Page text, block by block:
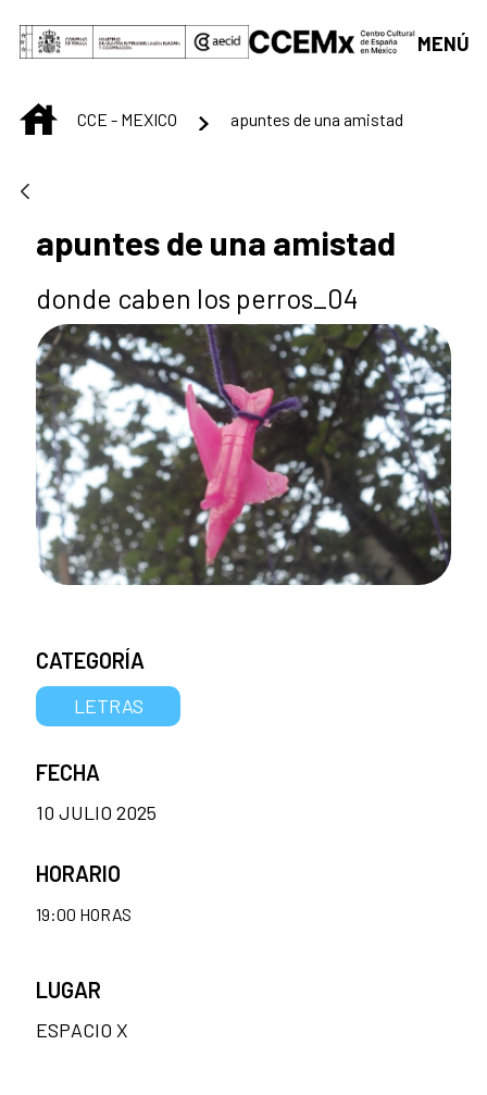
Saltar al contenido principal
MENÚ
INICIOCCE - MEXICO apuntes de una amistad
apuntes de una amistad
donde caben los perros_04
CATEGORÍA
LETRAS
FECHA
10 JULIO 2025
HORARIO
19:00 HORAS
LUGAR
ESPACIO X